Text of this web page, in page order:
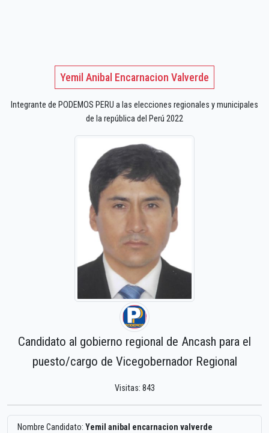
Yemil Anibal Encarnacion Valverde
Integrante de PODEMOS PERU a las elecciones regionales y municipales
de la república del Perú 2022
Candidato al gobierno regional de Ancash para el
puesto/cargo de Vicegobernador Regional
Visitas: 843
Nombre Candidato: Yemil anibal encarnacion valverde